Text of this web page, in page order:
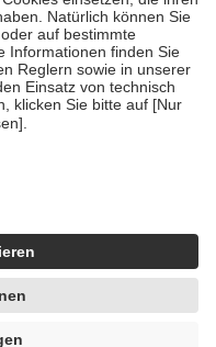
die von der
um echte Bewertungen
4419944605341
Zuhilfenahme künstlicher